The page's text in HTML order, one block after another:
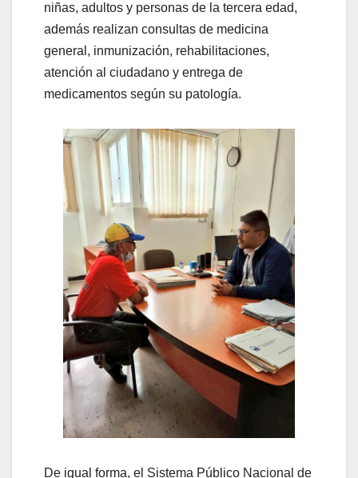
niñas, adultos y personas de la tercera edad,
además realizan consultas de medicina
general, inmunización, rehabilitaciones,
atención al ciudadano y entrega de
medicamentos según su patología.
De igual forma, el Sistema Público Nacional de